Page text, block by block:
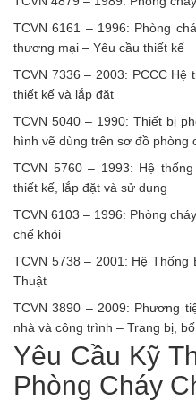
TCVN 6161 – 1996: Phòng
thương mại – Yêu cầu thiết kế
TCVN 7336 – 2003: PCCC Hệ
thiết kế và lắp đặt
TCVN 5040 – 1990: Thiết bị
hình vẽ dùng trên sơ đồ phòng
TCVN 5760 – 1993: Hệ
thiết kế, lắp đặt và sử dụng
TCVN 6103 – 1996: Phòng
chế khói
TCVN 5738 – 2001 : Hệ Thống
Thuật​
TCVN 3890 – 2009: Phương
nhà và công trình – Trang bị,
Yêu Cầu Kỹ
Phòng Cháy